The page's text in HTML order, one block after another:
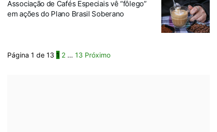
Associação de Cafés Especiais vê “fôlego”
em ações do Plano Brasil Soberano
Página 1 de 13 1 2 … 13 Próximo